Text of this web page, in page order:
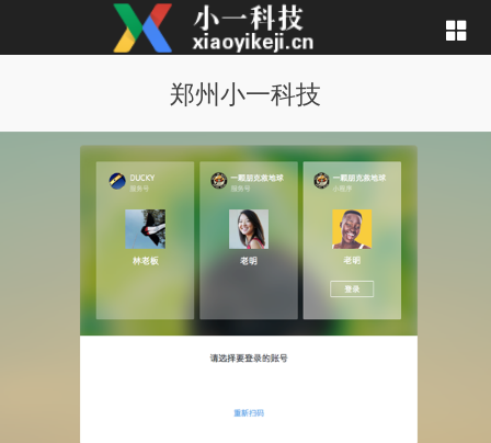
郑州小一科技